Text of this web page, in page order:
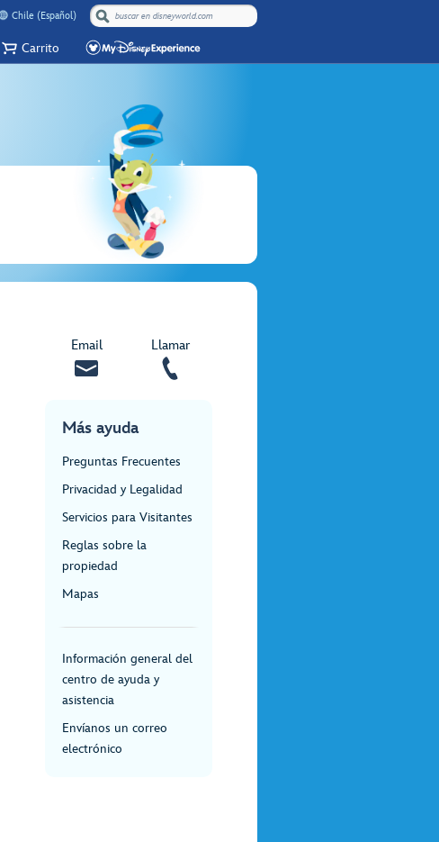
Chile (Español)
Carrito
Email Llamar
Más ayuda
Preguntas Frecuentes
Privacidad y Legalidad
Servicios para Visitantes
Reglas sobre la
propiedad
Mapas
Información general del
centro de ayuda y
asistencia
Envíanos un correo
electrónico